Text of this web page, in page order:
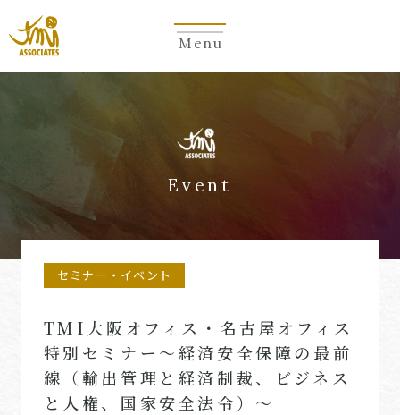
Menu
Event
セミナー・イベント
TMI大阪オフィス・名古屋オフィス
特別セミナー～経済安全保障の最前
線（輸出管理と経済制裁、ビジネス
と人権、国家安全法令）～